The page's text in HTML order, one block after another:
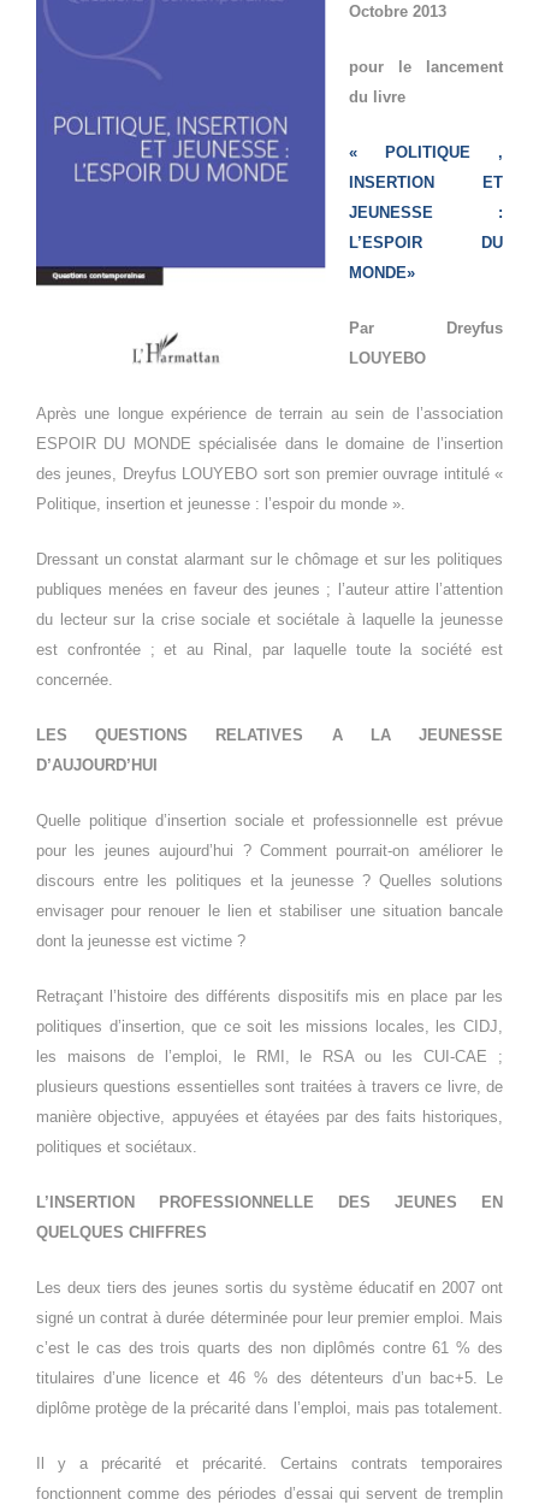
Octobre 2013
pour le lancement
du livre
« POLITIQUE ,
INSERTION ET
JEUNESSE :
L’ESPOIR DU
MONDE»
Par Dreyfus
LOUYEBO
Après une longue expérience de terrain au sein de l’association
ESPOIR DU MONDE spécialisée dans le domaine de l’insertion
des jeunes, Dreyfus LOUYEBO sort son premier ouvrage intitulé «
Politique, insertion et jeunesse : l’espoir du monde ».
Dressant un constat alarmant sur le chômage et sur les politiques
publiques menées en faveur des jeunes ; l’auteur attire l’attention
du lecteur sur la crise sociale et sociétale à laquelle la jeunesse
est confrontée ; et au Rinal, par laquelle toute la société est
concernée.
LES QUESTIONS RELATIVES A LA JEUNESSE
D’AUJOURD’HUI
Quelle politique d’insertion sociale et professionnelle est prévue
pour les jeunes aujourd’hui ? Comment pourrait-on améliorer le
discours entre les politiques et la jeunesse ? Quelles solutions
envisager pour renouer le lien et stabiliser une situation bancale
dont la jeunesse est victime ?
Retraçant l’histoire des différents dispositifs mis en place par les
politiques d’insertion, que ce soit les missions locales, les CIDJ,
les maisons de l’emploi, le RMI, le RSA ou les CUI-CAE ;
plusieurs questions essentielles sont traitées à travers ce livre, de
manière objective, appuyées et étayées par des faits historiques,
politiques et sociétaux.
L’INSERTION PROFESSIONNELLE DES JEUNES EN
QUELQUES CHIFFRES
Les deux tiers des jeunes sortis du système éducatif en 2007 ont
signé un contrat à durée déterminée pour leur premier emploi. Mais
c’est le cas des trois quarts des non diplômés contre 61 % des
titulaires d’une licence et 46 % des détenteurs d’un bac+5. Le
diplôme protège de la précarité dans l’emploi, mais pas totalement.
Il y a précarité et précarité. Certains contrats temporaires
fonctionnent comme des périodes d’essai qui servent de tremplin